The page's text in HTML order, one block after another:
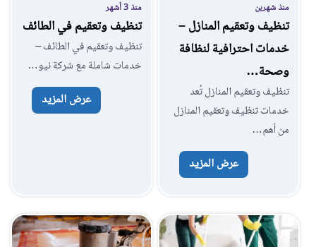
منذ شهرين
تنظيف وتعقيم المنازل –
خدمات احترافية لنظافة
وصحة…
تنظيف وتعقيم المنازل تُعد
خدمات تنظيف وتعقيم المنازل
من أهم…
عرض المزيد
منذ 3 أشهر
تنظيف وتعقيم في الطائف
تنظيف وتعقيم في الطائف –
خدمات شاملة مع شركة نيو…
عرض المزيد